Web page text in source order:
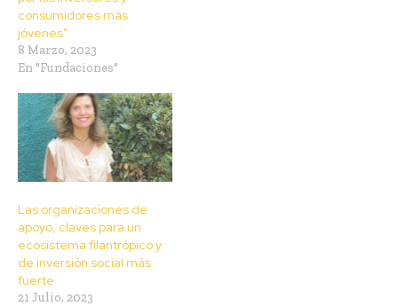
consumidores más
jóvenes”
8 Marzo, 2023
En "Fundaciones"
Las organizaciones de
apoyo, claves para un
ecosistema filantrópico y
de inversión social más
fuerte
21 Julio, 2023